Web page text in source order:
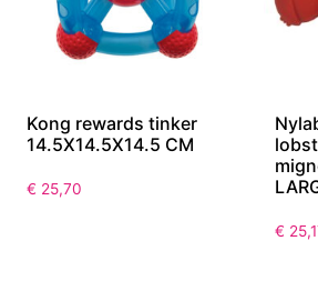
Kong rewards tinker
14.5X14.5X14.5 CM
€ 25,70
€